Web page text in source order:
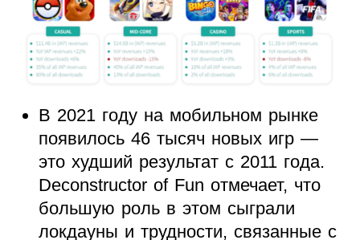
В 2021 году на мобильном рынке
появилось 46 тысяч новых игр —
это худший результат с 2011 года.
Deconstructor of Fun отмечает, что
большую роль в этом сыграли
локдауны и трудности, связанные с